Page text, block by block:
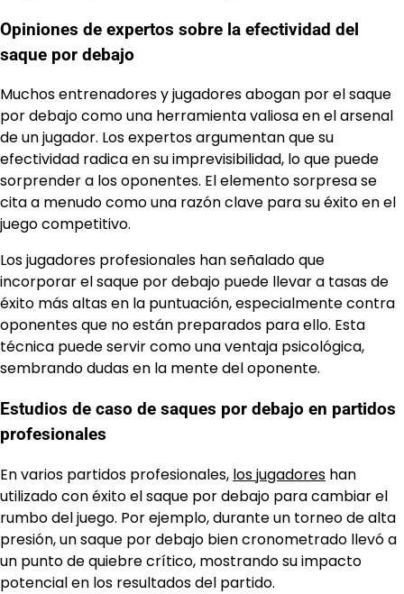
Opiniones de expertos sobre la efectividad del
saque por debajo
Muchos entrenadores y jugadores abogan por el saque
por debajo como una herramienta valiosa en el arsenal
de un jugador. Los expertos argumentan que su
efectividad radica en su imprevisibilidad, lo que puede
sorprender a los oponentes. El elemento sorpresa se
cita a menudo como una razón clave para su éxito en el
juego competitivo.
Los jugadores profesionales han señalado que
incorporar el saque por debajo puede llevar a tasas de
éxito más altas en la puntuación, especialmente contra
oponentes que no están preparados para ello. Esta
técnica puede servir como una ventaja psicológica,
sembrando dudas en la mente del oponente.
Estudios de caso de saques por debajo en partidos
profesionales
En varios partidos profesionales, los jugadores han
utilizado con éxito el saque por debajo para cambiar el
rumbo del juego. Por ejemplo, durante un torneo de alta
presión, un saque por debajo bien cronometrado llevó a
un punto de quiebre crítico, mostrando su impacto
potencial en los resultados del partido.